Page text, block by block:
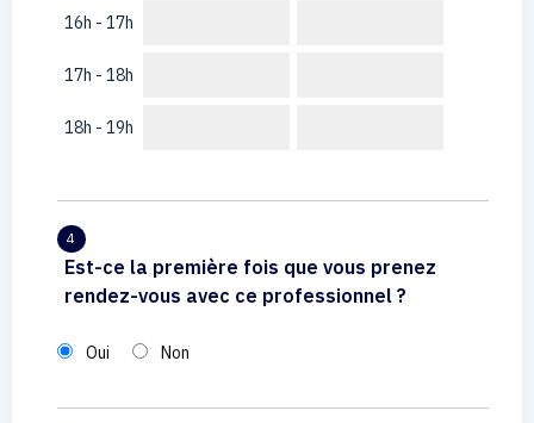
16h - 17h
17h - 18h
18h - 19h
4
Est-ce la première fois que vous prenez
rendez-vous avec ce professionnel ?
Oui Non